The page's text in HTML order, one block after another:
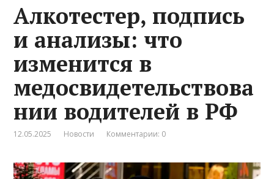
Алкотестер, подпись
и анализы: что
изменится в
медосвидетельствова
нии водителей в РФ
12.05.2025 Новости Комментарии: 0